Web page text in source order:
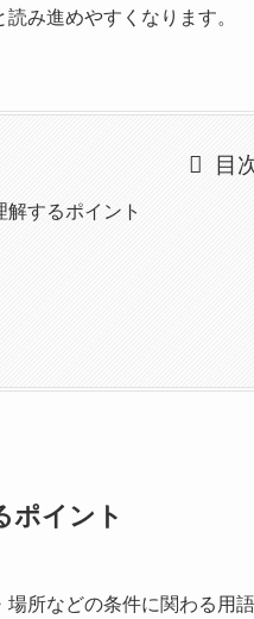
み進めやすくなります。
目
解するポイント
ポイント
所などの条件に関わる用